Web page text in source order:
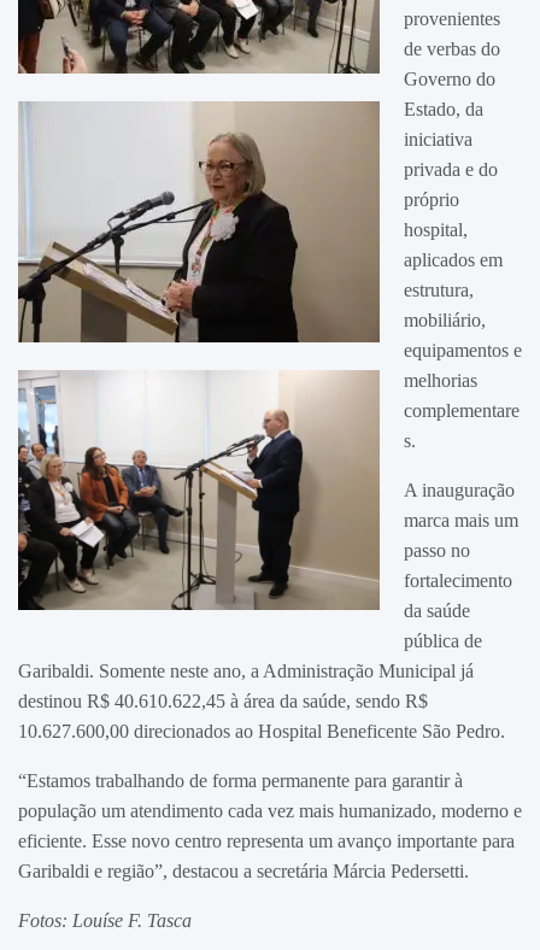
provenientes
de verbas do
Governo do
Estado, da
iniciativa
privada e do
próprio
hospital,
aplicados em
estrutura,
mobiliário,
equipamentos e
melhorias
complementare
s.
A inauguração
marca mais um
passo no
fortalecimento
da saúde
pública de
Garibaldi. Somente neste ano, a Administração Municipal já
destinou R$ 40.610.622,45 à área da saúde, sendo R$
10.627.600,00 direcionados ao Hospital Beneficente São Pedro.
“Estamos trabalhando de forma permanente para garantir à
população um atendimento cada vez mais humanizado, moderno e
eficiente. Esse novo centro representa um avanço importante para
Garibaldi e região”, destacou a secretária Márcia Pedersetti.
Fotos: Louíse F. Tasca